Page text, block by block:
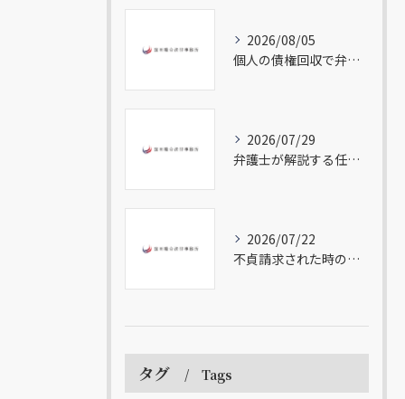
2026/08/05
個人の債権回収で弁護士が教えるトラブル対応法
2026/07/29
弁護士が解説する任意整理の流れ
2026/07/22
不貞請求された時の無料相談の重要性
タグ Tags